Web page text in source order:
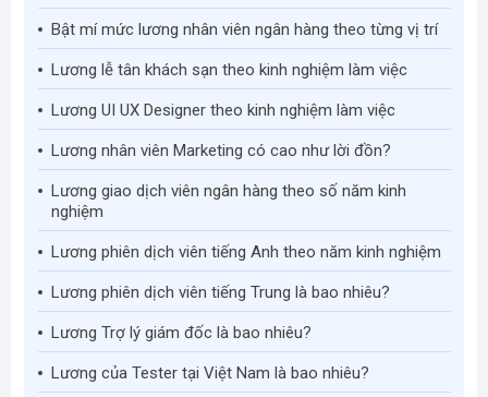
Bật mí mức lương nhân viên ngân hàng theo từng vị trí
Lương lễ tân khách sạn theo kinh nghiệm làm việc
Lương UI UX Designer theo kinh nghiệm làm việc
Lương nhân viên Marketing có cao như lời đồn?
Lương giao dịch viên ngân hàng theo số năm kinh
nghiệm
Lương phiên dịch viên tiếng Anh theo năm kinh nghiệm
Lương phiên dịch viên tiếng Trung là bao nhiêu?
Lương Trợ lý giám đốc là bao nhiêu?
Lương của Tester tại Việt Nam là bao nhiêu?